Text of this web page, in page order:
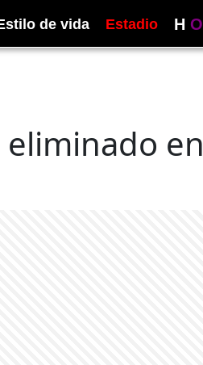
de vida Estadio H O
eliminado en